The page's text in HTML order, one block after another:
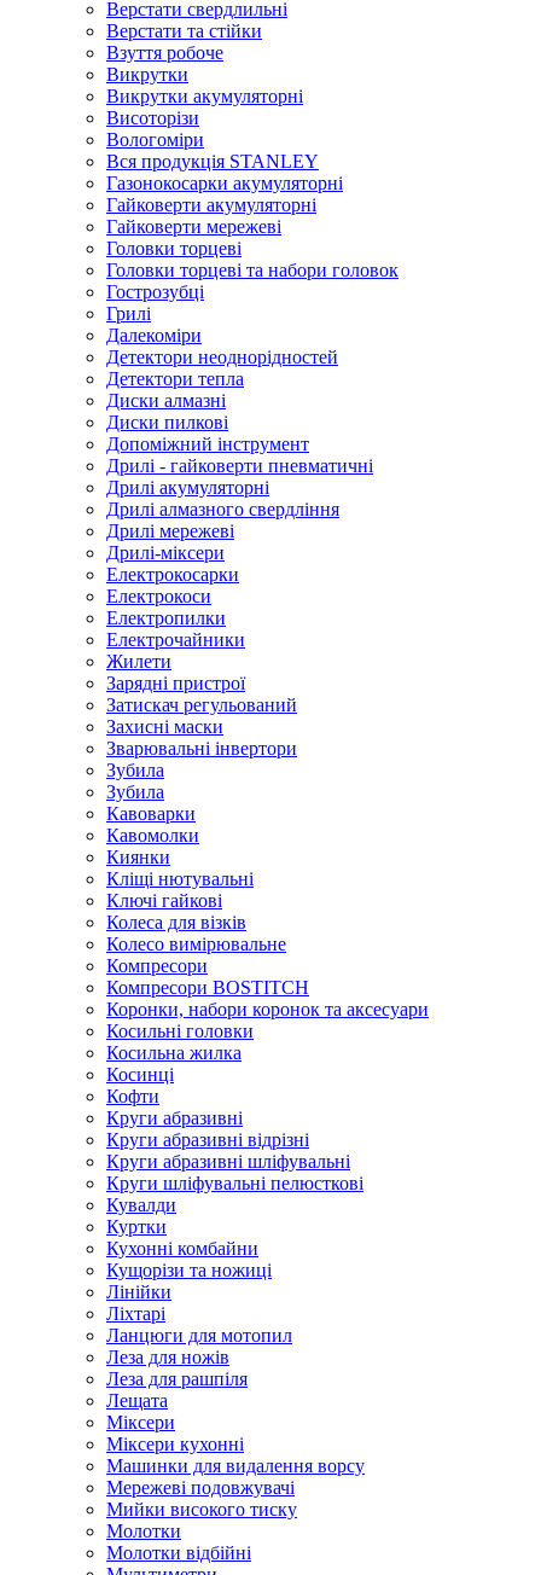
Верстати свердлильні
Верстати та стійки
Взуття робоче
Викрутки
Викрутки акумуляторні
Висоторізи
Вологоміри
Вся продукція STANLEY
Газонокосарки акумуляторні
Гайковерти акумуляторні
Гайковерти мережеві
Головки торцеві
Головки торцеві та набори головок
Гострозубці
Грилі
Далекоміри
Детектори неоднорідностей
Детектори тепла
Диски алмазні
Диски пилкові
Допоміжний інструмент
Дрилі - гайковерти пневматичні
Дрилі акумуляторні
Дрилі алмазного свердління
Дрилі мережеві
Дрилі-міксери
Електрокосарки
Електрокоси
Електропилки
Електрочайники
Жилети
Зарядні пристрої
Затискач регульований
Захисні маски
Зварювальні інвертори
Зубила
Зубила
Кавоварки
Кавомолки
Киянки
Кліщі нютувальні
Ключі гайкові
Колеса для візків
Колесо вимірювальне
Компресори
Компресори BOSTITCH
Коронки, набори коронок та аксесуари
Косильні головки
Косильна жилка
Косинці
Кофти
Круги абразивні
Круги абразивні відрізні
Круги абразивні шліфувальні
Круги шліфувальні пелюсткові
Кувалди
Куртки
Кухонні комбайни
Кущорізи та ножиці
Лінійки
Ліхтарі
Ланцюги для мотопил
Леза для ножів
Леза для рашпіля
Лещата
Міксери
Міксери кухонні
Машинки для видалення ворсу
Мережеві подовжувачі
Мийки високого тиску
Молотки
Молотки відбійні